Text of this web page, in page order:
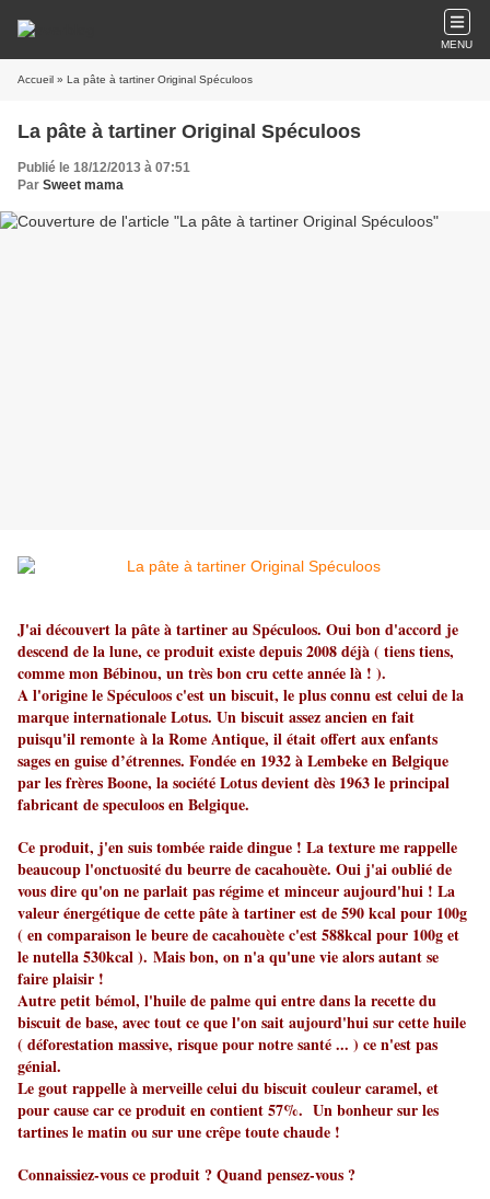
MENU
Accueil » La pâte à tartiner Original Spéculoos
La pâte à tartiner Original Spéculoos
Publié le 18/12/2013 à 07:51
Par Sweet mama
J'ai découvert la pâte à tartiner au Spéculoos. Oui bon d'accord je
descend de la lune, ce produit existe depuis 2008 déjà ( tiens tiens,
comme mon Bébinou, un très bon cru cette année là ! ).
A l'origine le Spéculoos c'est un biscuit, le plus connu est celui de la
marque internationaleLotus. Un biscuit assez ancien en fait
puisqu'il remonte à la Rome Antique, il était offert aux enfants
sages en guise d’étrennes. Fondée en 1932 à Lembeke en Belgique
par les frères Boone, la société Lotus devient dès 1963 le principal
fabricant de speculoos en Belgique.
Ce produit, j'en suis tombée raide dingue ! La texture me rappelle
beaucoup l'onctuosité du beurre de cacahouète. Oui j'ai oublié de
vous dire qu'on ne parlait pas régime et minceur aujourd'hui ! La
valeur énergétique de cette pâte à tartiner est de 590 kcal pour 100g
( en comparaison le beure de cacahouète c'est 588kcal pour 100g et
le nutella 530kcal ). Mais bon, on n'a qu'une vie alors autant se
faire plaisir !
Autre petit bémol, l'huile de palme qui entre dans la recette du
biscuit de base, avec tout ce que l'on sait aujourd'hui sur cette huile
( déforestation massive, risque pour notre santé ... ) ce n'est pas
génial.
Le gout rappelle à merveille celui du biscuit couleur caramel, et
pour cause car ce produit en contient 57%. Un bonheur sur les
tartines le matin ou sur une crêpe toute chaude !
Connaissiez-vous ce produit ? Quand pensez-vous ?